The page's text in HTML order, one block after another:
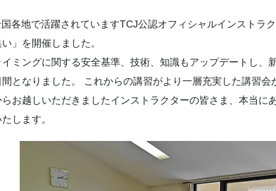
各地で活躍されていますTCJ公認オフィシャルインストラ
」を開催しました。
ミングに関する安全基準、技術、知識もアップデートし、
となりました。 これからの講習がより一層充実した講習会
お越しいただきましたインストラクターの皆さま、本当に
します。